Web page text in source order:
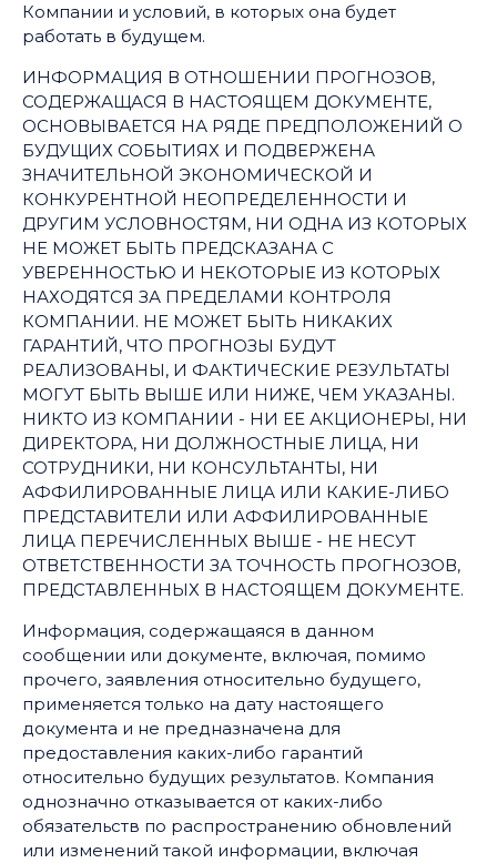
Компании и условий, в которых она будет
работать в будущем.
ИНФОРМАЦИЯ В ОТНОШЕНИИ ПРОГНОЗОВ,
СОДЕРЖАЩАСЯ В НАСТОЯЩЕМ ДОКУМЕНТЕ,
ОСНОВЫВАЕТСЯ НА РЯДЕ ПРЕДПОЛОЖЕНИЙ О
БУДУЩИХ СОБЫТИЯХ И ПОДВЕРЖЕНА
ЗНАЧИТЕЛЬНОЙ ЭКОНОМИЧЕСКОЙ И
КОНКУРЕНТНОЙ НЕОПРЕДЕЛЕННОСТИ И
ДРУГИМ УСЛОВНОСТЯМ, НИ ОДНА ИЗ КОТОРЫХ
НЕ МОЖЕТ БЫТЬ ПРЕДСКАЗАНА С
УВЕРЕННОСТЬЮ И НЕКОТОРЫЕ ИЗ КОТОРЫХ
НАХОДЯТСЯ ЗА ПРЕДЕЛАМИ КОНТРОЛЯ
КОМПАНИИ. НЕ МОЖЕТ БЫТЬ НИКАКИХ
ГАРАНТИЙ, ЧТО ПРОГНОЗЫ БУДУТ
РЕАЛИЗОВАНЫ, И ФАКТИЧЕСКИЕ РЕЗУЛЬТАТЫ
МОГУТ БЫТЬ ВЫШЕ ИЛИ НИЖЕ, ЧЕМ УКАЗАНЫ.
НИКТО ИЗ КОМПАНИИ - НИ ЕЕ АКЦИОНЕРЫ, НИ
ДИРЕКТОРА, НИ ДОЛЖНОСТНЫЕ ЛИЦА, НИ
СОТРУДНИКИ, НИ КОНСУЛЬТАНТЫ, НИ
АФФИЛИРОВАННЫЕ ЛИЦА ИЛИ КАКИЕ-ЛИБО
ПРЕДСТАВИТЕЛИ ИЛИ АФФИЛИРОВАННЫЕ
ЛИЦА ПЕРЕЧИСЛЕННЫХ ВЫШЕ - НЕ НЕСУТ
ОТВЕТСТВЕННОСТИ ЗА ТОЧНОСТЬ ПРОГНОЗОВ,
ПРЕДСТАВЛЕННЫХ В НАСТОЯЩЕМ ДОКУМЕНТЕ.
Информация, содержащаяся в данном
сообщении или документе, включая, помимо
прочего, заявления относительно будущего,
применяется только на дату настоящего
документа и не предназначена для
предоставления каких-либо гарантий
относительно будущих результатов. Компания
однозначно отказывается от каких-либо
обязательств по распространению обновлений
или изменений такой информации, включая